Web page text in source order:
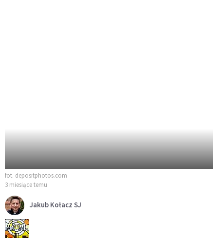
fot. depositphotos.com
3 miesiące temu
Jakub Kołacz SJ